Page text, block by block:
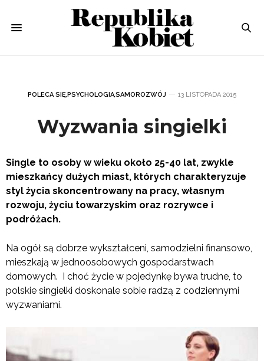
POLECA SIĘ,PSYCHOLOGIA,SAMOROZWÓJ 13 LISTOPADA 2015
Wyzwania singielki
Single to osoby w wieku około 25-40 lat, zwykle
mieszkańcy dużych miast, których charakteryzuje
styl życia skoncentrowany na pracy, własnym
rozwoju, życiu towarzyskim oraz rozrywce i
podróżach.
Na ogół są dobrze wykształceni, samodzielni finansowo,
mieszkają w jednoosobowych gospodarstwach
domowych. I choć życie w pojedynkę bywa trudne, to
polskie singielki doskonale sobie radzą z codziennymi
wyzwaniami.